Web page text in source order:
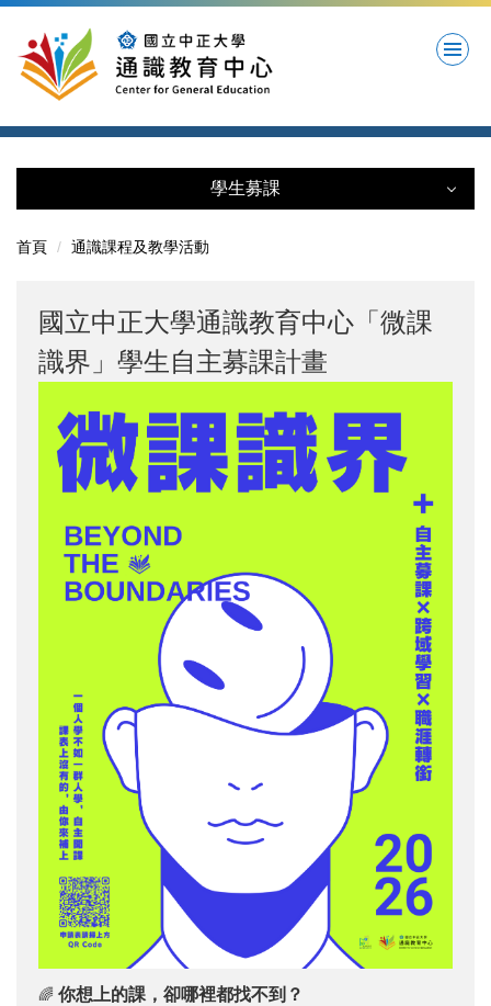
主
容
學生募課
募課案例2
學生募課回饋單
微學分選課系統
首頁 通識課程及教學活動
國立中正大學通識教育中心「微課
識界」學生自主募課計畫
🌈 你想上的課，卻哪裡都找不到？